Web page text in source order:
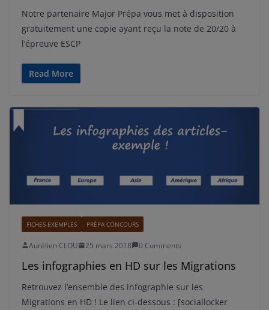
Notre partenaire Major Prépa vous met à disposition
gratuitement une copie ayant reçu la note de 20/20 à
l’épreuve ESCP
Read More
FICHES-EXEMPLES PRÉPA CONCOURS
Aurélien CLOU 25 mars 2018 0 Comments
Les infographies en HD sur les Migrations
Retrouvez l’ensemble des infographie sur les
Migrations en HD ! Le lien ci-dessous : [sociallocker